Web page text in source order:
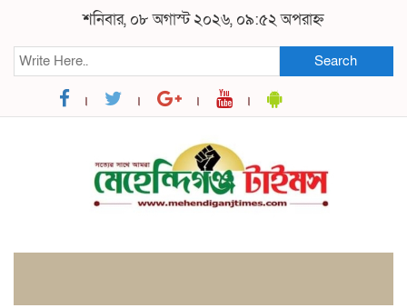
শনিবার, ০৮ অগাস্ট ২০২৬, ০৯:৫২ অপরাহ্ন
Search